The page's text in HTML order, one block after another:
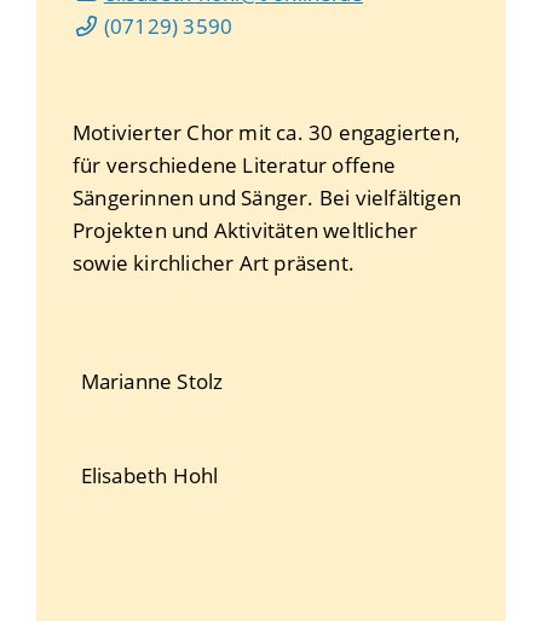
(071 29) 3590
Marianne Stolz
Elisabeth Hohl
Motivierter Chor mit ca. 30 engagierten,
für verschiedene Literatur offene
Sängerinnen und Sänger. Bei vielfältigen
Projekten und Aktivitäten weltlicher
sowie kirchlicher Art präsent.